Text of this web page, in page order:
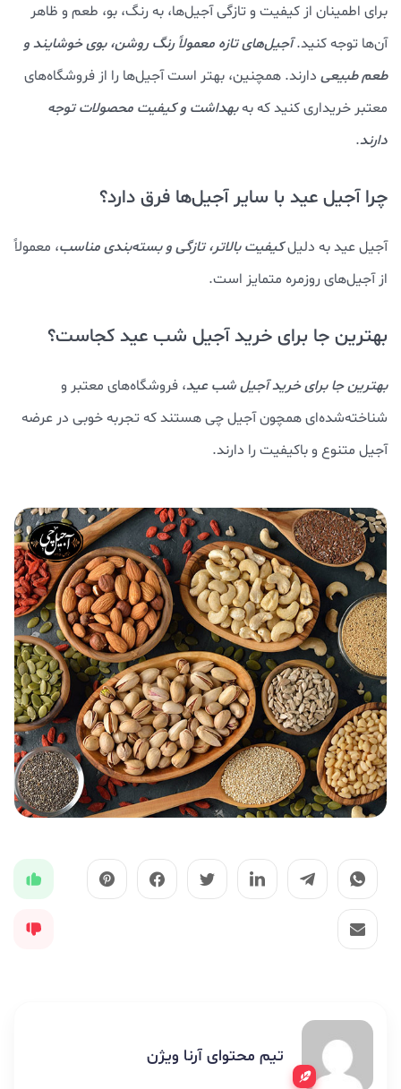
برای اطمینان از کیفیت و تازگی آجیل‌ها، به رنگ، بو، طعم و ظاهر
آن‌ها توجه کنید.آجیل‌های تازه معمولاً رنگ روشن، بوی خوشایند و
طعم طبیعی دارند. همچنین، بهتر است آجیل‌ها را از فروشگاه‌های
معتبر خریداری کنید که بهبهداشت و کیفیت محصولات توجه
دارند.
چرا آجیل عید با سایر آجیل‌ها فرق دارد؟
آجیل عید به دلیلکیفیت بالاتر، تازگی و بسته‌بندی مناسب، معمولاً
از آجیل‌های روزمره متمایز است.
بهترین جا برای خرید آجیل شب عید کجاست؟
بهترین جا برای خرید آجیل شب عید، فروشگاه‌های معتبر و
شناخته‌شده‌ای همچون آجیل چی هستند که تجربه خوبی در عرضه
آجیل متنوع و باکیفیت را دارند.
تیم محتوای آرنا ویژن